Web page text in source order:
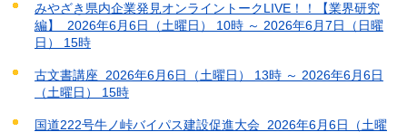
みやざき県内企業発見オンライントークLIVE！！【業界研究
編】 2026年6月6日（土曜日） 10時 ～ 2026年6月7日（日曜
日） 15時
古文書講座 2026年6月6日（土曜日） 13時 ～ 2026年6月6日
（土曜日） 15時
国道222号牛ノ峠バイパス建設促進大会 2026年6月6日（土曜